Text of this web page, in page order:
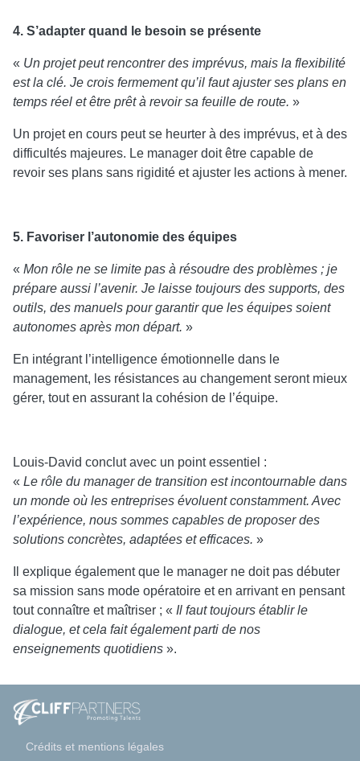
4. S’adapter quand le besoin se présente
« Un projet peut rencontrer des imprévus, mais la flexibilité
est la clé. Je crois fermement qu’il faut ajuster ses plans en
temps réel et être prêt à revoir sa feuille de route. »
Un projet en cours peut se heurter à des imprévus, et à des
difficultés majeures. Le manager doit être capable de
revoir ses plans sans rigidité et ajuster les actions à mener.
5. Favoriser l’autonomie des équipes
« Mon rôle ne se limite pas à résoudre des problèmes ; je
prépare aussi l’avenir. Je laisse toujours des supports, des
outils, des manuels pour garantir que les équipes soient
autonomes après mon départ. »
En intégrant l’intelligence émotionnelle dans le
management, les résistances au changement seront mieux
gérer, tout en assurant la cohésion de l’équipe.
Louis-David conclut avec un point essentiel :
« Le rôle du manager de transition est incontournable dans
un monde où les entreprises évoluent constamment. Avec
l’expérience, nous sommes capables de proposer des
solutions concrètes, adaptées et efficaces. »
Il explique également que le manager ne doit pas débuter
sa mission sans mode opératoire et en arrivant en pensant
tout connaître et maîtriser ; « Il faut toujours établir le
dialogue, et cela fait également parti de nos
enseignements quotidiens ».
Crédits et mentions légales